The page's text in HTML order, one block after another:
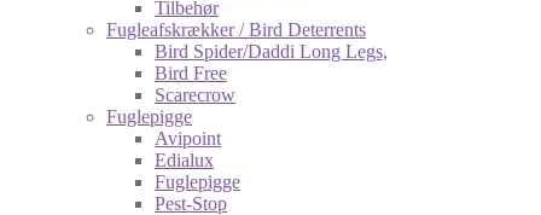
Tilbehør
Fugleafskrækker / Bird Deterrents
Bird Spider/Daddi Long Legs,
Bird Free
Scarecrow
Fuglepigge
Avipoint
Edialux
Fuglepigge
Pest-Stop